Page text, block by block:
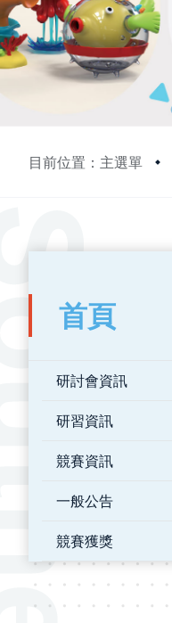
目前位置：主選單
:::
首頁
研討會資訊
研習資訊
競賽資訊
一般公告
競賽獲獎